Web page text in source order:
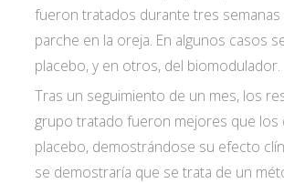
Acepto lascondiciones de
privacidad*
fueron tratados durante tres
parche en la oreja. En algunos casos
placebo, y en otros, del biomodulador.
Tras un seguimiento de un mes, los
grupo tratado fueron mejores que los
placebo, demostrándose su efecto
se demostraría que se trata de un